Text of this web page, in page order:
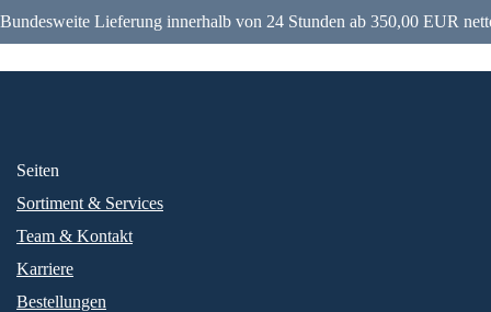
Bundesweite Lieferung innerhalb von 24 Stunden ab 350,00 EUR
Seiten
Sortiment & Services
Team & Kontakt
Karriere
Bestellungen